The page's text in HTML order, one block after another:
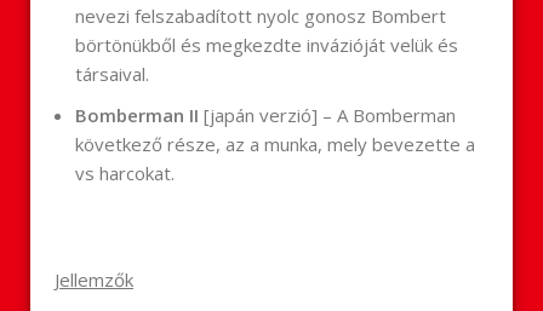
nevezi felszabadított nyolc gonosz Bombert
börtönükből és megkezdte invázióját velük és
társaival.
Bomberman II[japán verzió] – A Bomberman
következő része, az a munka, mely bevezette a
vs harcokat.
Jellemzők